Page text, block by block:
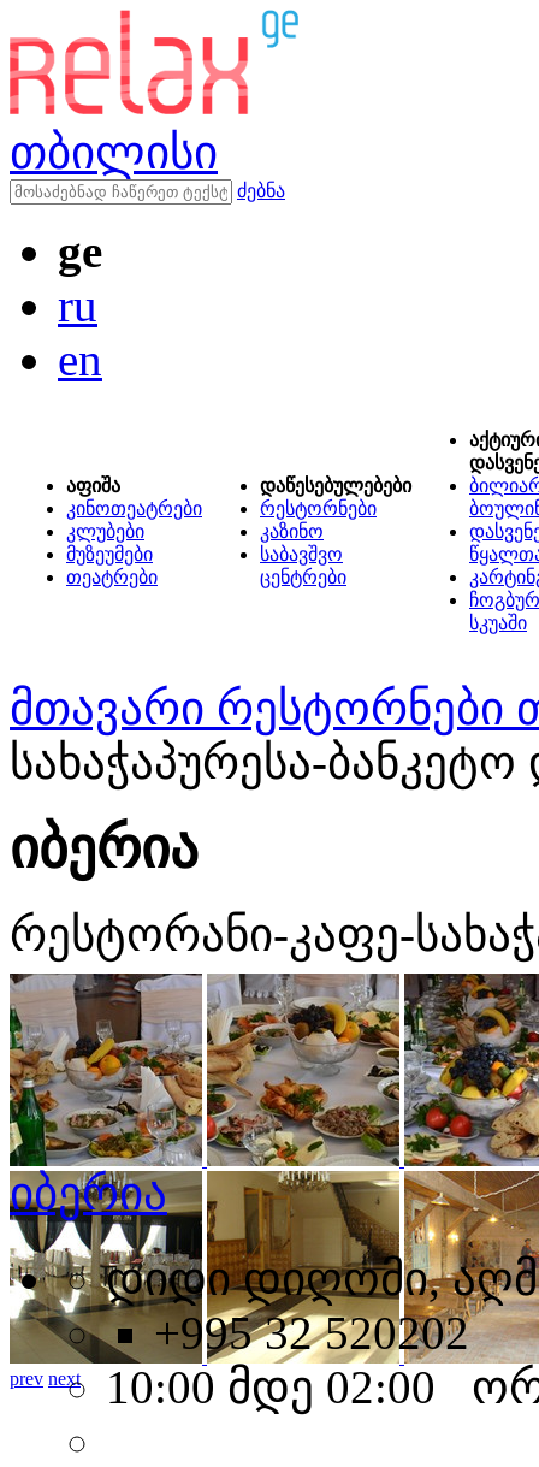
თბილისი
ძებნა
ge
ru
en
აფიშა
კინოთეატრები
კლუბები
მუზეუმები
თეატრები
დაწესებულებები
რესტორნები
კაზინო
საბავშვო
ცენტრები
სკუაში
მთავარი რესტორნები
სახაჭაპურესა-
იბერია
რესტორანი-კაფე-
prev next
იბერია
დიდი დიღომი,
+995 32 520202
10:00 მდე 02:00